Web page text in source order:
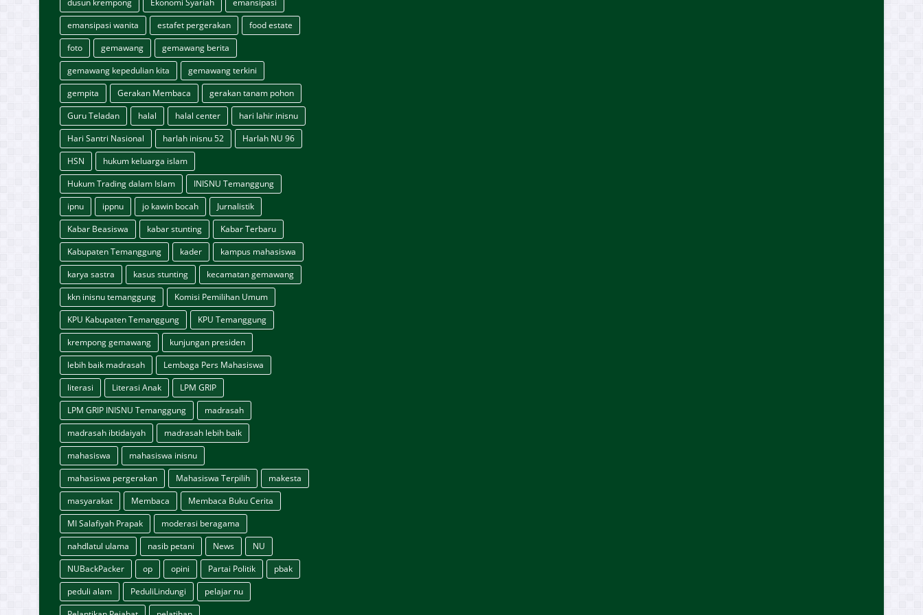
dusun krempong Ekonomi Syariah
emansipasi
emansipasi wanita
estafet pergerakan
food estate
foto
gemawang
gemawang berita
gemawang kepedulian kita
gemawang terkini
gempita
Gerakan Membaca
gerakan tanam pohon
Guru Teladan
halal halal center
hari lahir inisnu
Hari Santri Nasional
harlah inisnu 52
Harlah NU 96
HSN
hukum keluarga islam
Hukum Trading dalam Islam
INISNU Temanggung
ipnu
ippnu jo kawin bocah
Jurnalistik
Kabar Beasiswa
kabar stunting
Kabar Terbaru
Kabupaten Temanggung
kader
kampus mahasiswa
karya sastra
kasus stunting
kecamatan gemawang
kkn inisnu temanggung
Komisi Pemilihan Umum
KPU Kabupaten Temanggung
KPU Temanggung
krempong gemawang
kunjungan presiden
lebih baik madrasah
Lembaga Pers Mahasiswa
literasi
Literasi Anak
LPM GRIP
LPM GRIP INISNU Temanggung
madrasah
madrasah ibtidaiyah
madrasah lebih baik
mahasiswa
mahasiswa inisnu
mahasiswa pergerakan
Mahasiswa Terpilih
makesta
masyarakat
Membaca
Membaca Buku Cerita
MI Salafiyah Prapak
moderasi beragama
nahdlatul ulama
nasib petani News
NU
NUBackPacker
op opini Partai Politik
pbak
peduli alam
PeduliLindungi
pelajar nu